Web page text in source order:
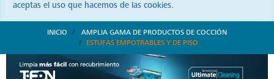
aceptas el uso que hacemos de las cookies.
INICIO
AMPLIA GAMA DE PRODUCTOS DE COCCIÓN
ESTUFAS EMPOTRABLES Y DE PISO